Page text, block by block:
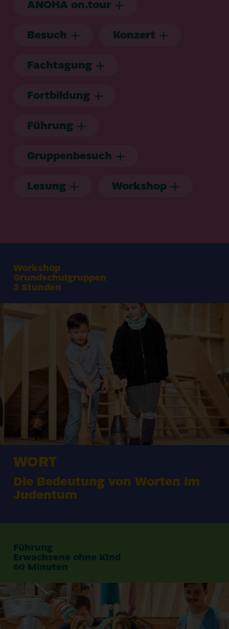
ANOHA on.tour
Besuch Konzert
Fachtagung
Fortbildung
Führung
Gruppenbesuch
Lesung Workshop
WORT
Die Bedeutung von Worten im
Judentum
Workshop
Grundschulgruppen
3 Stunden
Führung
Erwachsene ohne Kind
60 Minuten